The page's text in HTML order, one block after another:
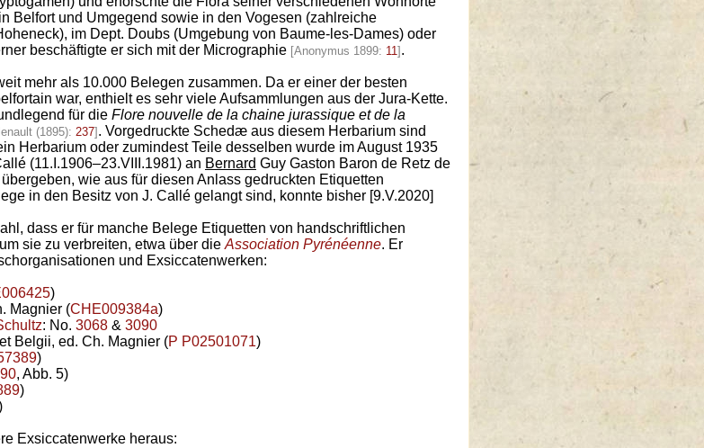
Belfort und Umgegend sowie in den Vogesen (zahlreiche
im Dept. Doubs (Umgebung von Baume-les-Dames) oder
beschäftigte er sich mit der Micrographie [Anonymus 1899: 11] .
mehr als 10.000 Belegen zusammen. Da er einer der besten
war, enthielt es sehr viele Aufsammlungen aus der Jura-Kette.
für die Flore nouvelle de la chaine jurassique et de la
(1895): 237] . Vorgedruckte Schedæ aus diesem Herbarium sind
Herbarium oder zumindest Teile desselben wurde im August 1935
(11.I.1906–23.VIII.1981) an Bernard Guy Gaston Baron de Retz de
wie aus für diesen Anlass gedruckten Etiquetten
in den Besitz von J. Callé gelangt sind, konnte bisher [9.V.2020]
dass er für manche Belege Etiquetten von handschriftlichen
sie zu verbreiten, etwa über dieAssociation Pyrénéenne. Er
und Exsiccatenwerken:
)
Magnier (CHE009384a)
: No. 3068 & 3090
Belgii, ed. Ch. Magnier (P P02501071)
)
, Abb. 5)
)
)
Exsiccatenwerke heraus: